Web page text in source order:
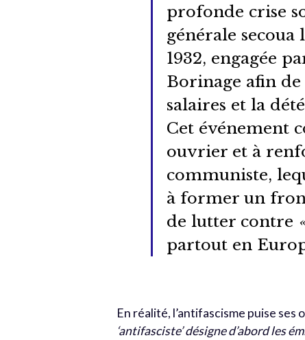
profonde crise
générale
1932, engagée
Borinage afin
salaires et la
Cet événement
ouvrier et à
communiste,
à former un
de lutter contre
partout en
En réalité, l’antifascisme puise ses
‘antifasciste’ désigne d’abord les